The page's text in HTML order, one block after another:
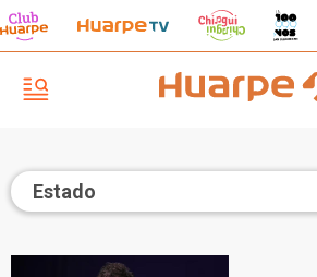
Estado